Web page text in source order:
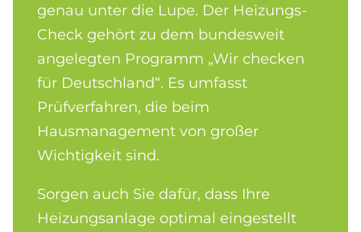
genau unter die Lupe. Der Heizungs-
Check gehört zu dem bundesweit
angelegten Programm „Wir checken
für Deutschland“. Es umfasst
Prüfverfahren, die beim
Hausmanagement von großer
Wichtigkeit sind.
Sorgen auch Sie dafür, dass Ihre
Heizungsanlage optimal eingestellt